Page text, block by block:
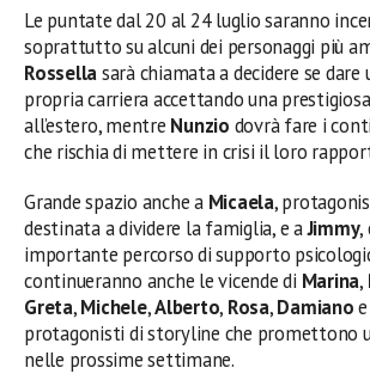
Le puntate dal 20 al 24 luglio saranno
soprattutto su alcuni dei personaggi più
Rossellasarà chiamata a decidere se
propria carriera accettando una
all’estero, mentre Nunzio dovrà fare i
che rischia di mettere in crisi il loro
Grande spazio anche a Micaela,
destinata a dividere la famiglia, e aJimmy,
importante percorso di supporto
continueranno anche le vicende di Marina,
Greta,Michele,Alberto, Rosa,Damianoe
protagonisti di storyline che promettono
nelle prossime settimane.